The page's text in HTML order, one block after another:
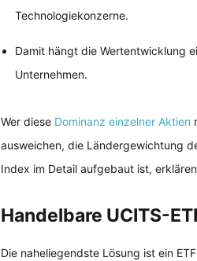
Technologiekonzerne.
Damit hängt die Wertentwicklung
Unternehmen.
Wer diese Dominanz einzelner Aktien
ausweichen, die Ländergewichtung
Index im Detail aufgebaut ist,
Handelbare UCITS-
Die naheliegendste Lösung ist ein